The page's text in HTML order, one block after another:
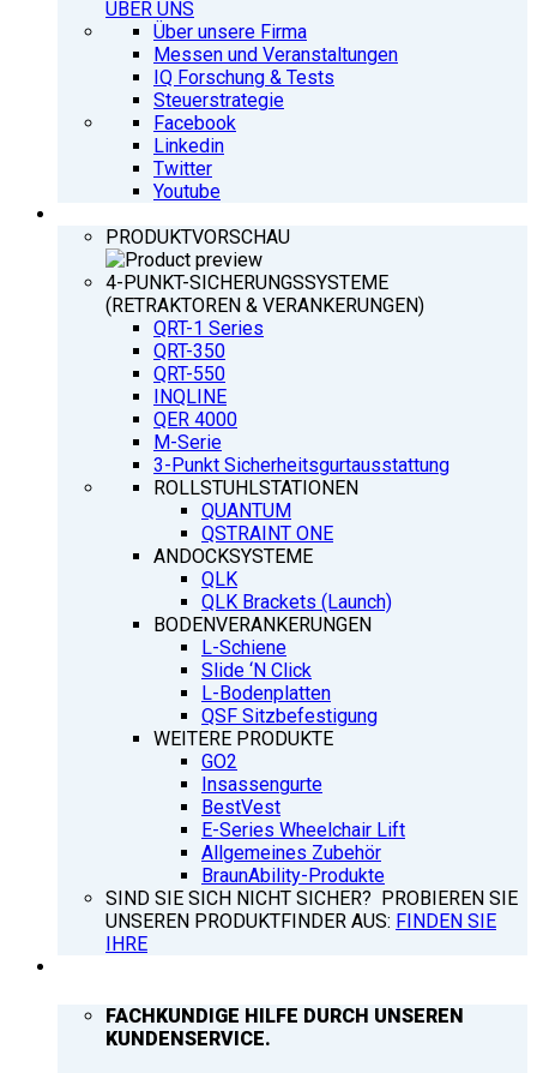
ÜBER UNS
Über unsere Firma
Messen und Veranstaltungen
IQ Forschung & Tests
Steuerstrategie
Facebook
Linkedin
Twitter
Youtube
PRODUKTVORSCHAU
4-PUNKT-SICHERUNGSSYSTEME
(RETRAKTOREN & VERANKERUNGEN)
QRT-1 Series
QRT-350
QRT-550
INQLINE
QER 4000
M-Serie
3-Punkt Sicherheitsgurtausstattung
ROLLSTUHLSTATIONEN
QUANTUM
QSTRAINT ONE
ANDOCKSYSTEME
QLK
QLK Brackets (Launch)
BODENVERANKERUNGEN
L-Schiene
Slide ‘N Click
L-Bodenplatten
QSF Sitzbefestigung
WEITERE PRODUKTE
GO2
Insassengurte
BestVest
E-Series Wheelchair Lift
Allgemeines Zubehör
BraunAbility-Produkte
SIND SIE SICH NICHT SICHER? PROBIEREN SIE
UNSEREN PRODUKTFINDER AUS: FINDEN SIE
IHRE
FACHKUNDIGE HILFE DURCH UNSEREN
KUNDENSERVICE.